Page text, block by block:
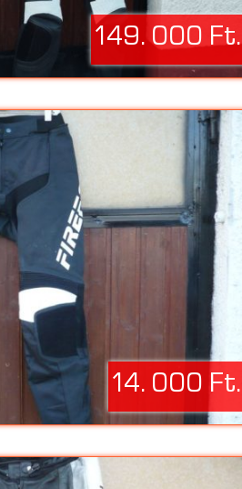
149. 000 Ft.
14. 000 Ft.